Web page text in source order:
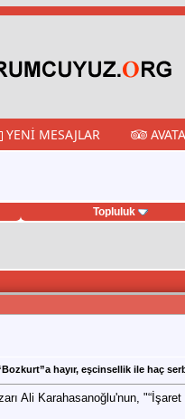
YENI MESAJLAR
Topluluk
hayır, eşcinsellik ile haç
Ali Karahasanoğlu'nun, "“İşaret